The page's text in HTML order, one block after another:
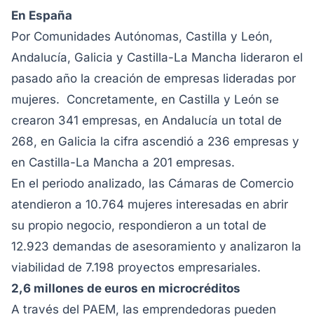
En España
Por Comunidades Autónomas, Castilla y León,
Andalucía, Galicia y Castilla-La Mancha lideraron el
pasado año la creación de empresas lideradas por
mujeres. Concretamente, en Castilla y León se
crearon 341 empresas, en Andalucía un total de
268, en Galicia la cifra ascendió a 236 empresas y
en Castilla-La Mancha a 201 empresas.
En el periodo analizado, las Cámaras de Comercio
atendieron a 10.764 mujeres interesadas en abrir
su propio negocio, respondieron a un total de
12.923 demandas de asesoramiento y analizaron la
viabilidad de 7.198 proyectos empresariales.
2,6 millones de euros en microcréditos
A través del PAEM, las emprendedoras pueden